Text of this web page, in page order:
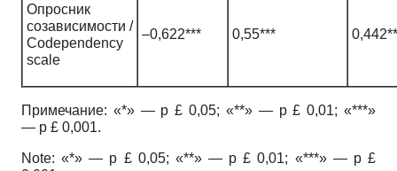
Опросник
созависимости /
Codependency
scale
–0,622*** 0,55***
Примечание: «*» — p £ 0,05; «**» — p £ 0,01; «***»
— p £ 0,001.
Note: «*» — p £ 0,05; «**» — p £ 0,01; «***» — p £